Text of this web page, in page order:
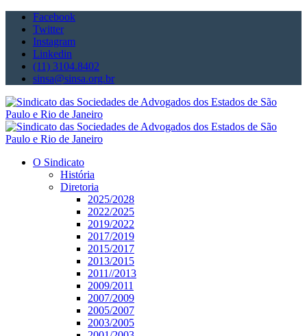
Facebook
Twitter
Instagram
Linkedin
(11) 3104.8402
sinsa@sinsa.org.br
O Sindicato
História
Diretoria
2025/2028
2022/2025
2019/2022
2017/2019
2015/2017
2013/2015
2011//2013
2009/2011
2007/2009
2005/2007
2003/2005